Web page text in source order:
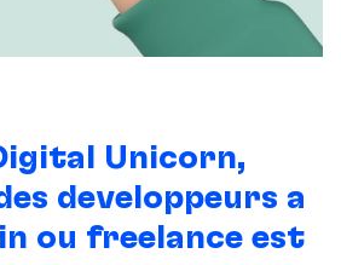
Unicorn,
développeurs à
ou freelance est